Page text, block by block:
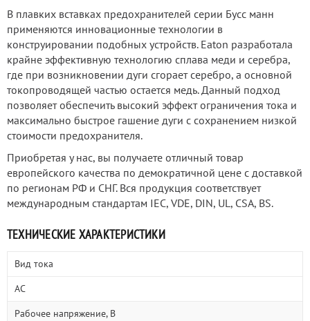
В плавких вставках предохранителей серии Бусс манн
применяются инновационные технологии в
конструировании подобных устройств. Eaton разработала
крайне эффективную технологию сплава меди и серебра,
где при возникновении дуги сгорает серебро, а основной
токопроводящей частью остается медь. Данный подход
позволяет обеспечить высокий эффект ограничения тока и
максимально быстрое гашение дуги с сохранением низкой
стоимости предохранителя.
Приобретая у нас, вы получаете отличный товар
европейского качества по демократичной цене с доставкой
по регионам РФ и СНГ. Вся продукция соответствует
международным стандартам IEC, VDE, DIN, UL, CSA, BS.
ТЕХНИЧЕСКИЕ ХАРАКТЕРИСТИКИ
Вид тока
AC
Рабочее напряжение, В